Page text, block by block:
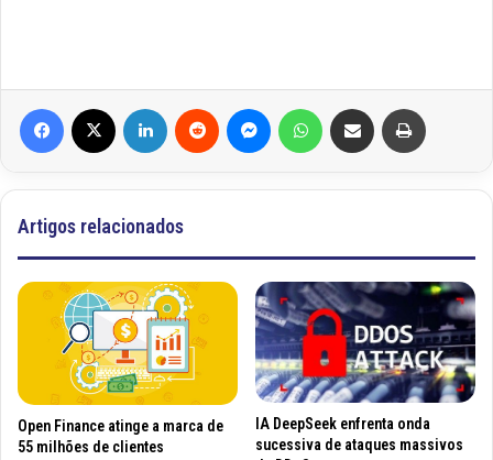
Artigos relacionados
Open Finance atinge a marca de
55 milhões de clientes
IA DeepSeek enfrenta onda
sucessiva de ataques massivos